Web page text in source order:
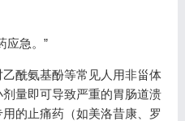
应急。”
酰氨基酚等常见人用非甾体
量即可导致严重的胃肠道溃
的止痛药（如美洛昔康、罗